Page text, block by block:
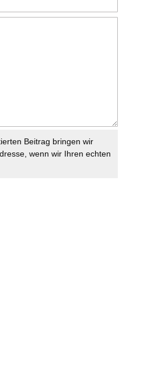
Beitrag bringen wir
wenn wir Ihren echten